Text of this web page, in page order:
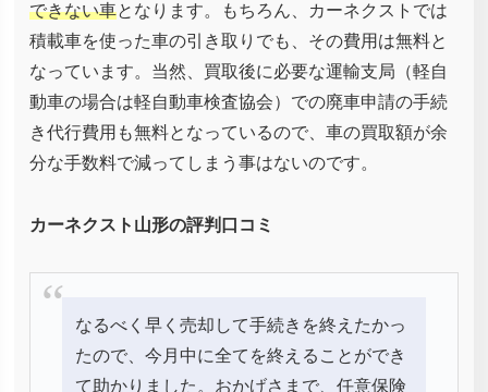
できない車となります。もちろん、カーネクストでは
積載車を使った車の引き取りでも、その費用は無料と
なっています。当然、買取後に必要な運輸支局（軽自
動車の場合は軽自動車検査協会）での廃車申請の手続
き代行費用も無料となっているので、車の買取額が余
分な手数料で減ってしまう事はないのです。
カーネクスト山形の評判口コミ
なるべく早く売却して手続きを終えたかっ
たので、今月中に全てを終えることができ
て助かりました。おかげさまで、任意保険